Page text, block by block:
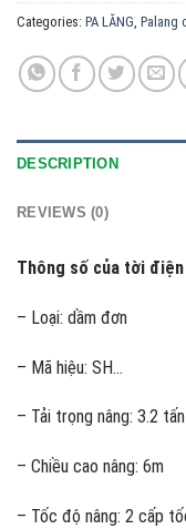
Categories: PA LĂNG, Palang
DESCRIPTION
REVIEWS (0)
Thông số của tời
– Loại: dầm đơn
– Mã hiệu: SH…
– Tải trọng nâng: 3.2 tấn
– Chiều cao nâng: 6m
– Tốc độ nâng: 2 cấp